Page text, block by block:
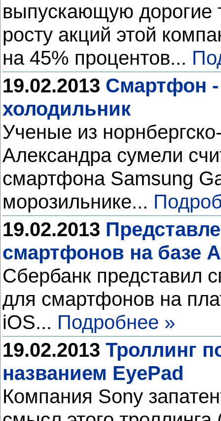
выпускающую дорогие
росту акций этой
на 45% процентов...
19.02.2013 Cмартфон -
холодильник
Ученые из
Александра сумели
смартфона Samsung
морозильнике...
19.02.2013
смартфонов на базе
Сбербанк представил
для смартфонов на
iOS... Подробнее »
19.02.2013 Троллинг
названием EyePad
Компания Sony